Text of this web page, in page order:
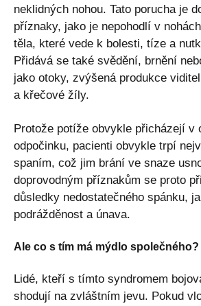
neklidných nohou. Tato porucha je
příznaky, jako je nepohodlí v
těla, které vede k bolesti, tíze a
Přidává se také svědění, brnění
jako otoky, zvýšená produkce
a křečové žíly.
Protože potíže obvykle přicházejí v
odpočinku, pacienti obvykle trpí
spaním, což jim brání ve snaze
doprovodným příznakům se proto
důsledky nedostatečného spánku,
podrážděnost a únava.
Ale co s tím má mýdlo společného?
Lidé, kteří s tímto syndromem
shodují na zvláštním jevu. Pokud